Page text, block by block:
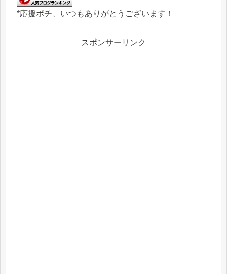
*応援ポチ、いつもありがとうございます！
スポンサーリンク